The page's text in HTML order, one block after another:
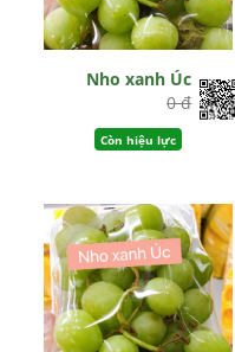
Nho xanh Úc
0 đ
Còn hiệu lực